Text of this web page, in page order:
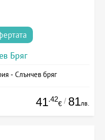
Бряг
- Слънчев бряг
41.42
€ / 81лв.